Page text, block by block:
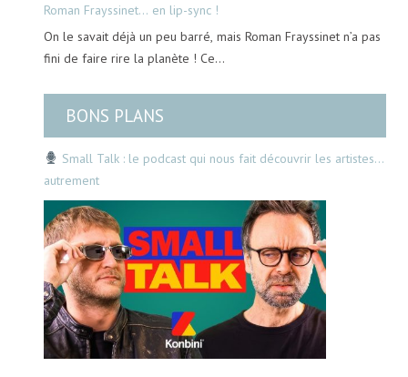
Roman Frayssinet… en lip-sync !
On le savait déjà un peu barré, mais Roman Frayssinet n’a pas
fini de faire rire la planète ! Ce…
BONS PLANS
Small Talk : le podcast qui nous fait découvrir les artistes…
autrement